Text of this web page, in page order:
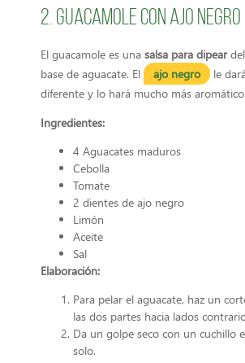
2. Guacamole con ajo negro
El guacamole es una salsa para dipear
base de aguacate. El
ajo negro
le
diferente y lo hará mucho más aromático.
Ingredientes:
4 Aguacates maduros
Cebolla
Tomate
2 dientes de ajo negro
Limón
Aceite
Sal
Elaboración:
Para pelar el aguacate, haz un
las dos partes hacia lados
Da un golpe seco con un cuchillo
solo.